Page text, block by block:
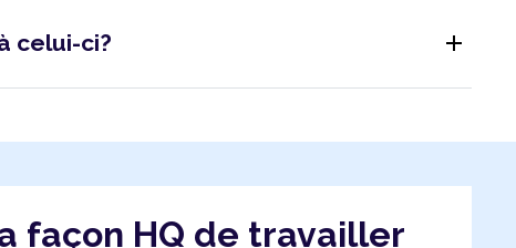
celui-ci? add
façon HQ de travailler